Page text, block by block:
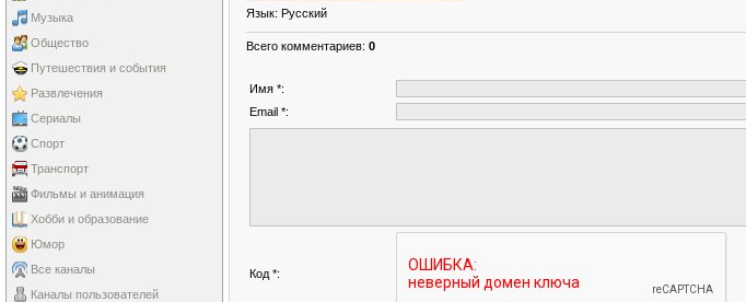
Музыка
Общество
Путешествия и события
Развлечения
Сериалы
Спорт
Транспорт
Фильмы и анимация
Хобби и образование
Юмор
Все каналы
Каналы пользователей
Язык: Русский
Всего комментариев: 0
Имя *:
Email *:
Код *: